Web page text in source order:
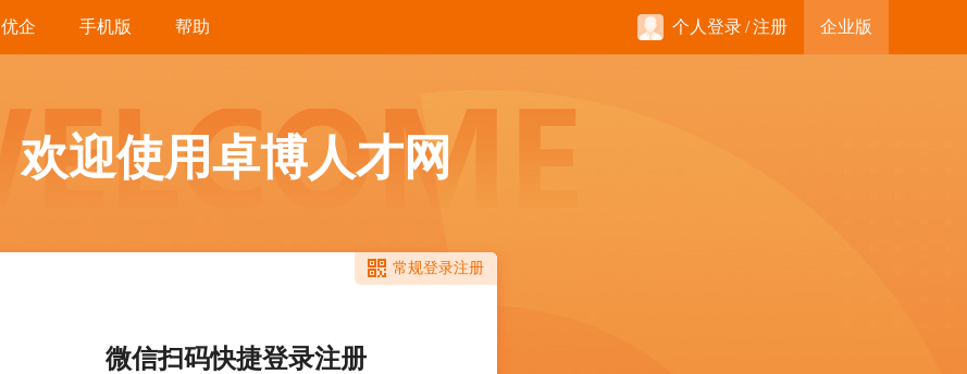
优企 手机版 帮助 个人登录/注册 企业版
欢迎使用卓博人才网
常规登录注册
微信扫码快捷登录注册